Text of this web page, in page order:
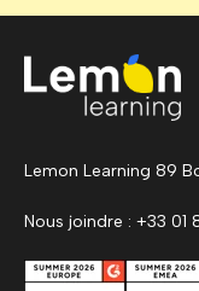
Lemon Learning 89
Nous joindre : +33 01